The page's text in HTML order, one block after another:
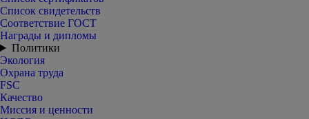
Список свидетельств
Соответствие ГОСТ
Награды и дипломы
Политики
Экология
Охрана труда
FSC
Качество
Миссия и ценности